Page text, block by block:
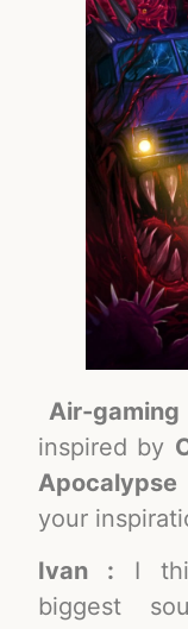
Air-gaming
inspired by
Apocalypse
your
Ivan : I
biggest